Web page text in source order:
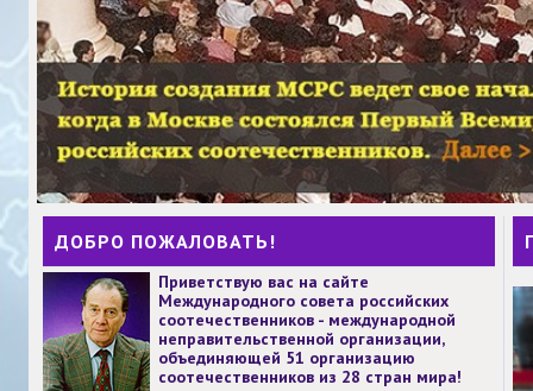
ДОБРО ПОЖАЛОВАТЬ!
Приветствую вас на сайте
Международного совета российских
соотечественников - международной
неправительственной организации,
объединяющей 51 организацию
соотечественников из 28 стран мира!